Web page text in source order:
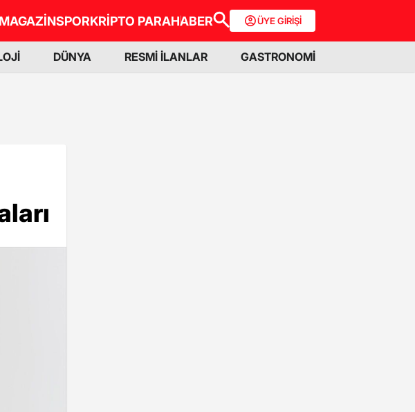
MAGAZİNSPORKRİPTO PARAHABER ÜYE GİRİŞİ
DÜNYA RESMİ İLANLAR GASTRONOMİ